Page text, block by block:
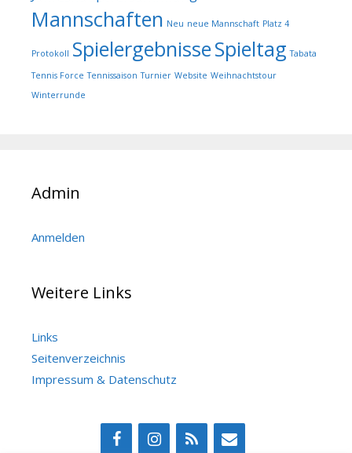
Mannschaften Neu neue Mannschaft Platz 4
Protokoll SpielergebnisseSpieltag Tabata
Tennis Force Tennissaison Turnier Website Weihnachtstour
Winterrunde
Admin
Anmelden
Weitere Links
Links
Seitenverzeichnis
Impressum & Datenschutz